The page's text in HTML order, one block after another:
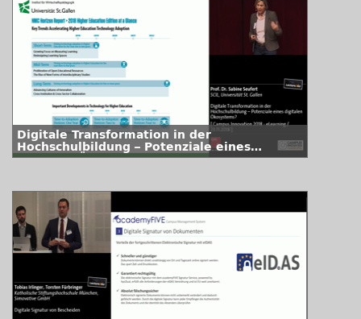
Digitale Transformation in der
Hochschulbildung – Potenziale eines
digitalen Ökosystems?